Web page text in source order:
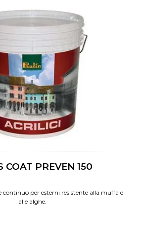
COAT PREVEN 150
per esterni resistente alla muffa e
alle alghe.